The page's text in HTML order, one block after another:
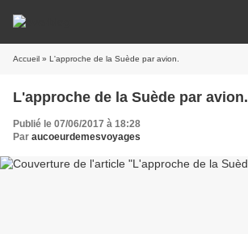
Accueil » L'approche de la Suède par avion.
L'approche de la Suède par avion.
Publié le 07/06/2017 à 18:28
Par aucoeurdemesvoyages